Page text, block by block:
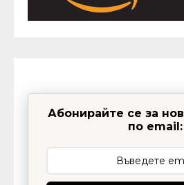
Абонирайте се за
по email: